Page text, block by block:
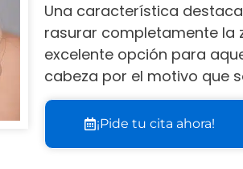
Una característica
rasurar completamente la
excelente opción para
cabeza por el motivo que
¡Pide tu cita ahora!